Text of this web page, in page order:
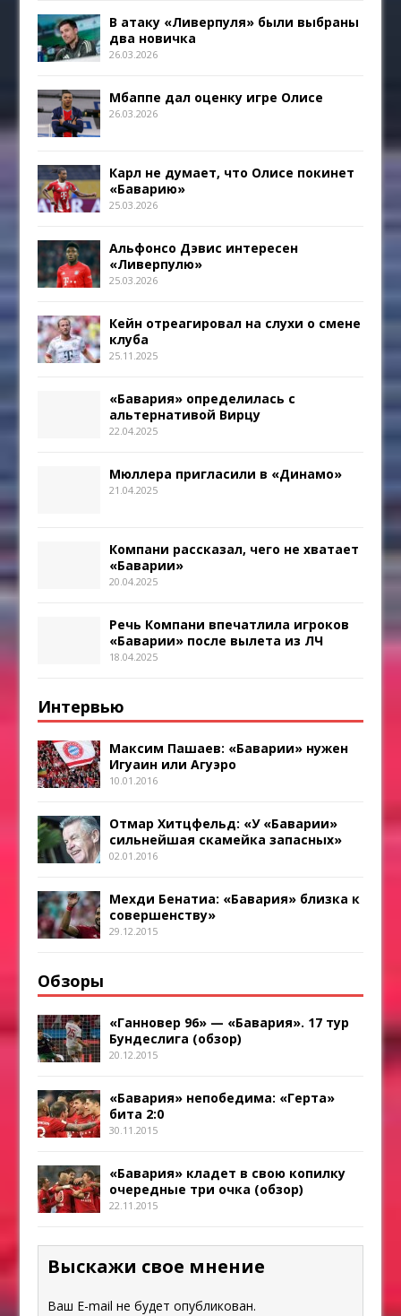
В атаку «Ливерпуля» были выбраны
два новичка
26.03.2026
Мбаппе дал оценку игре Олисе
26.03.2026
Карл не думает, что Олисе покинет
«Баварию»
25.03.2026
Альфонсо Дэвис интересен
«Ливерпулю»
25.03.2026
Кейн отреагировал на слухи о смене
клуба
25.11.2025
«Бавария» определилась с
альтернативой Вирцу
22.04.2025
Мюллера пригласили в «Динамо»
21.04.2025
Компани рассказал, чего не хватает
«Баварии»
20.04.2025
Речь Компани впечатлила игроков
«Баварии» после вылета из ЛЧ
18.04.2025
Интервью
Максим Пашаев: «Баварии» нужен
Игуаин или Агуэро
10.01.2016
Отмар Хитцфельд: «У «Баварии»
сильнейшая скамейка запасных»
02.01.2016
Мехди Бенатиа: «Бавария» близка к
совершенству»
29.12.2015
Обзоры
«Ганновер 96» — «Бавария». 17 тур
Бундеслига (обзор)
20.12.2015
«Бавария» непобедима: «Герта»
бита 2:0
30.11.2015
«Бавария» кладет в свою копилку
очередные три очка (обзор)
22.11.2015
Выскажи свое мнение
Ваш E-mail не будет опубликован.